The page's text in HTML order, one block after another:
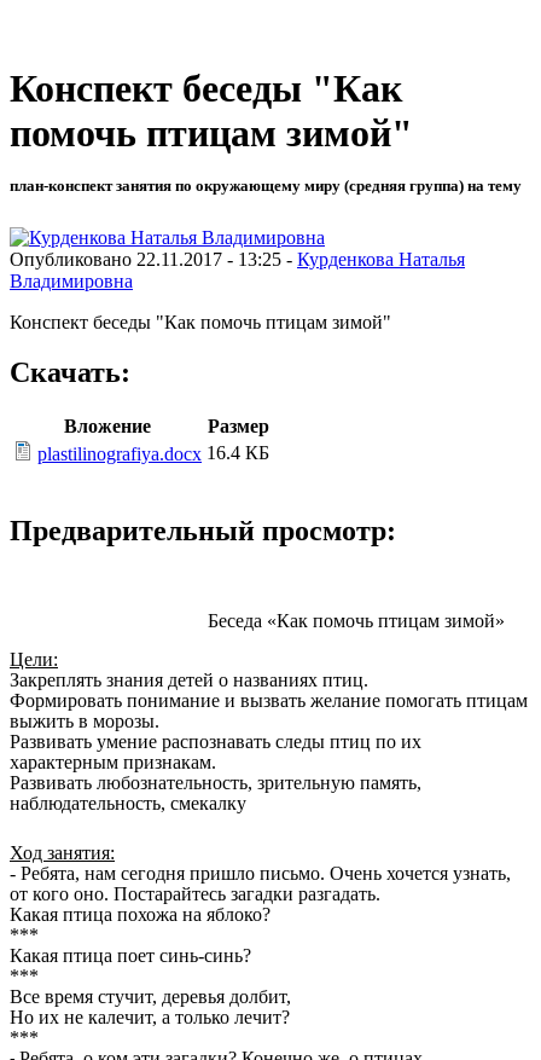
Конспект беседы "Как
помочь птицам зимой"
план-конспект занятия по окружающему миру (средняя группа) на тему
Опубликовано 22.11.2017 - 13:25 - Курденкова Наталья
Владимировна
Конспект беседы "Как помочь птицам зимой"
Скачать:
Вложение
Размер
plastilinografiya.docx 16.4 КБ
Предварительный просмотр:
Беседа «Как помочь птицам зимой»
Цели:
Закреплять знания детей о названиях птиц.
Формировать понимание и вызвать желание помогать птицам
выжить в морозы.
Развивать умение распознавать следы птиц по их
характерным признакам.
Развивать любознательность, зрительную память,
наблюдательность, смекалку
Ход занятия:
- Ребята, нам сегодня пришло письмо. Очень хочется узнать,
от кого оно. Постарайтесь загадки разгадать.
Какая птица похожа на яблоко?
***
Какая птица поет синь-синь?
***
Все время стучит, деревья долбит,
Но их не калечит, а только лечит?
***